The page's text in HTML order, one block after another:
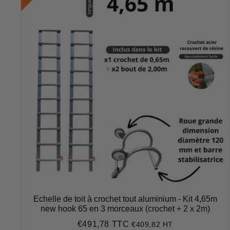
Echelle de toit à crochet tout aluminium - Kit 4,65m
new hook 65 en 3 morceaux (crochet + 2 x 2m)
Prix
€491,78 TTC€491,78
€409,82 HT